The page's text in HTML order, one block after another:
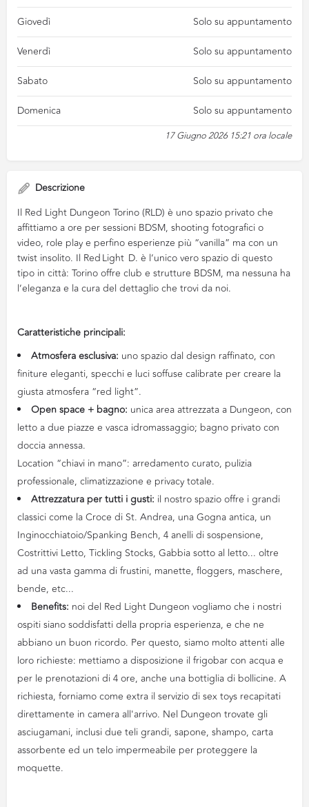
Giovedì Solo su appuntamento
Venerdì Solo su appuntamento
Sabato Solo su appuntamento
Domenica Solo su appuntamento
17 Giugno 2026 15:21 ora locale
Descrizione
Il Red Light Dungeon Torino (RLD) è uno spazio privato che
affittiamo a ore per sessioni BDSM, shooting fotografici o
video, role play e perfino esperienze più “vanilla” ma con un
twist insolito. Il Red Light D. è l’unico vero spazio di questo
tipo in città: Torino offre club e strutture BDSM, ma nessuna ha
l’eleganza e la cura del dettaglio che trovi da noi.
Caratteristiche principali:
Atmosfera esclusiva: uno spazio dal design raffinato, con
finiture eleganti, specchi e luci soffuse calibrate per creare la
giusta atmosfera “red light”.
Open space + bagno: unica area attrezzata a Dungeon, con
letto a due piazze e vasca idromassaggio; bagno privato con
doccia annessa.
Location “chiavi in mano”: arredamento curato, pulizia
professionale, climatizzazione e privacy totale.
Attrezzatura per tutti i gusti: il nostro spazio offre i grandi
classici come la Croce di St. Andrea, una Gogna antica, un
Inginocchiatoio/Spanking Bench, 4 anelli di sospensione,
Costrittivi Letto, Tickling Stocks, Gabbia sotto al letto... oltre
ad una vasta gamma di frustini, manette, floggers, maschere,
bende, etc...
Benefits: noi del Red Light Dungeon vogliamo che i nostri
ospiti siano soddisfatti della propria esperienza, e che ne
abbiano un buon ricordo. Per questo, siamo molto attenti alle
loro richieste: mettiamo a disposizione il frigobar con acqua e
per le prenotazioni di 4 ore, anche una bottiglia di bollicine. A
richiesta, forniamo come extra il servizio di sex toys recapitati
direttamente in camera all'arrivo. Nel Dungeon trovate gli
asciugamani, inclusi due teli grandi, sapone, shampo, carta
assorbente ed un telo impermeabile per proteggere la
moquette.